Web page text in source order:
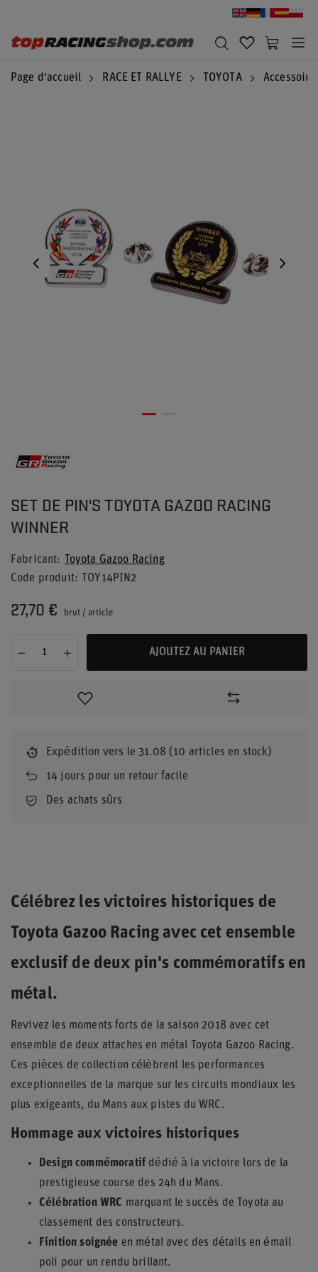
Page d'accueil RACE ET RALLYE TOYOTA
SET DE PIN'S TOYOTA GAZOO RACING
WINNER
Fabricant
Toyota Gazoo Racing
Code produit
TOY14PIN2
27,70 € brut / article
AJOUTEZ AU PANIER
Expédition vers le 31.08 (10 articles en stock)
14 jours pour un retour facile
Des achats sûrs
Célébrez les victoires historiques de
Toyota Gazoo Racing avec cet ensemble
exclusif de deux pin's commémoratifs en
métal.
Revivez les moments forts de la saison 2018 avec cet
ensemble de deux attaches en métal Toyota Gazoo Racing.
Ces pièces de collection célèbrent les performances
exceptionnelles de la marque sur les circuits mondiaux les
plus exigeants, du Mans aux pistes du WRC.
Hommage aux victoires historiques
Design commémoratif dédié à la victoire lors de la
prestigieuse course des 24h du Mans.
Célébration WRC marquant le succès de Toyota au
classement des constructeurs.
Finition soignée en métal avec des détails en émail
poli pour un rendu brillant.